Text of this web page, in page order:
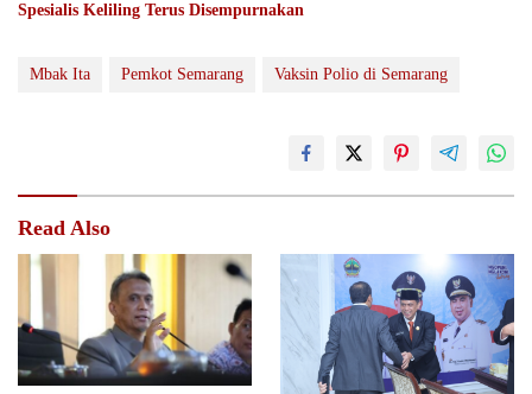
Spesialis Keliling Terus Disempurnakan
Mbak Ita Pemkot Semarang Vaksin Polio di Semarang
Read Also